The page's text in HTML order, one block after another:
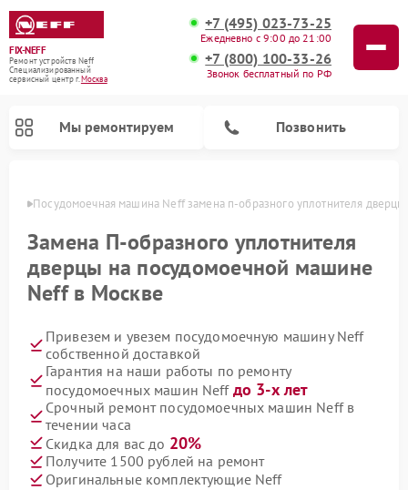
FIX-NEFF
Ремонт устройств Neff
Специализированный
cервисный центр г.Москва
+7 (495) 023-73-25
Ежедневно с 9:00 до 21:00
+7 (800) 100-33-26
Звонок бесплатный по РФ
Мы ремонтируем Позвонить
Посудомоечная машина Neff замена п-образного уплотнителя дверцы
Замена П-образного уплотнителя
дверцы на посудомоечной машине
Neff в Москве
Привезем и увезем посудомоечную машину Neff
собственной доставкой
Гарантия на наши работы по ремонту
посудомоечных машин Neff до 3-х лет
Срочный ремонт посудомоечных машин Neff в
течении часа
Скидка для вас до 20%
Получите 1500 рублей на ремонт
Оригинальные комплектующие Neff